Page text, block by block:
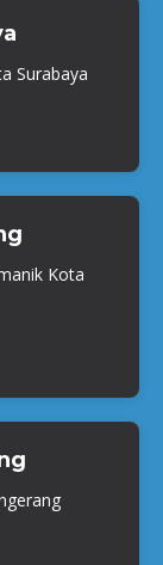
Surabaya
Kota